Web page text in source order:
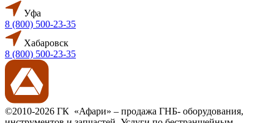
Уфа
8 (800) 500-23-35
Хабаровск
8 (800) 500-23-35
©2010-2026 ГК «Афари» – продажа ГНБ- оборудования,